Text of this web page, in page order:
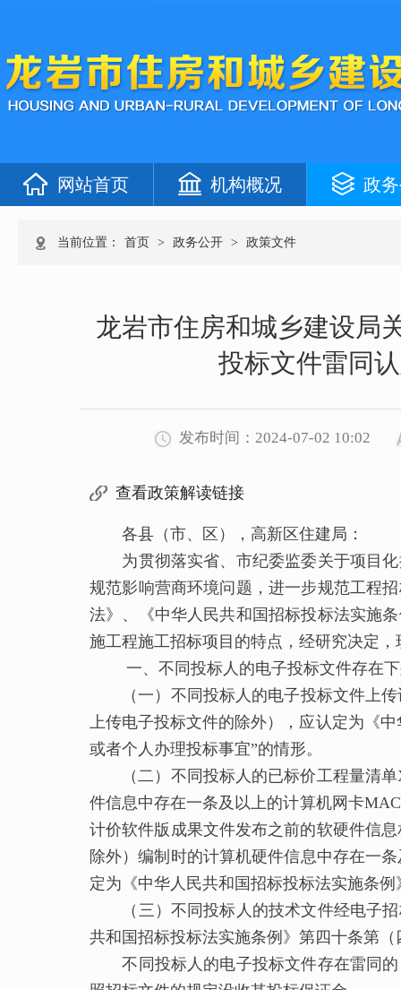
网站首页 机构概况 政
当前位置： 首页 > 政务公开 > 政策文件
龙岩市住房和城乡建设局
投标文件雷同
发布时间：2024-07-02 10:02
查看政策解读链接
各县（市、区），高新区住建局：
为贯彻落实省、市纪委监委关于项目化
规范影响营商环境问题，进一步规范工程
法》、《中华人民共和国招标投标法实施
施工程施工招标项目的特点，经研究决定 ，
一、不同投标人的电子投标文件存在
（一）不同投标人的电子投标文件上
上传电子投标文件的除外），应认定为《
或者个人办理投标事宜”的情形。
（二）不同投标人的已标价工程量清单
件信息中存在一条及以上的计算机网卡
计价软件版成果文件发布之前的软硬件信
除外）编制时的计算机硬件信息中存在一
定为《中华人民共和国招标投标法实施条
（三）不同投标人的技术文件经电子
共和国招标投标法实施条例》第四十条第（
不同投标人的电子投标文件存在雷同